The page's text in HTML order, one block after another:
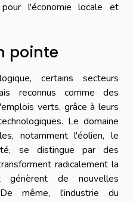
l'économie locale et
pointe
certains secteurs
reconnus comme des
verts, grâce à leurs
Le domaine
notamment l'éolien, le
se distingue par des
radicalement la
génèrent de nouvelles
même, l'industrie du